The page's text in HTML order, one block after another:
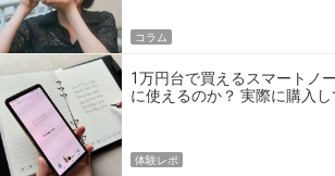
コラム
1万円台で買えるスマートノ
に使えるのか？ 実際に購入
体験レポ